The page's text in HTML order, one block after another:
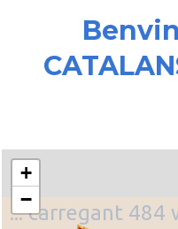
... carregant 484
+
−